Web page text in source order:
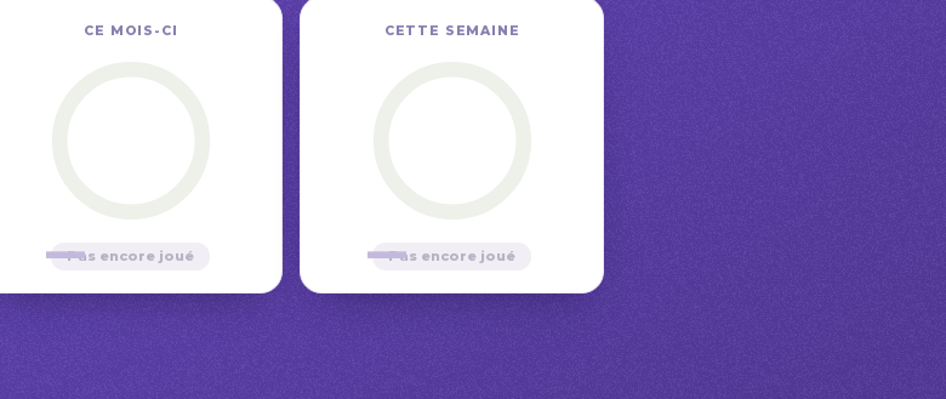
CE MOIS-CI
—Pas encore joué
CETTE SEMAINE
—Pas encore joué